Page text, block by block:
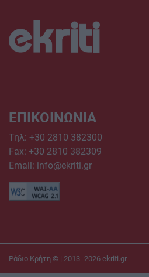
ΕΠΙΚΟΙΝΩΝΙΑ
Τηλ: +30 2810 382300
Fax: +30 2810 382309
Email: info@ekriti.gr
Ράδιο Κρήτη © | 2013 -2026 ekriti.gr